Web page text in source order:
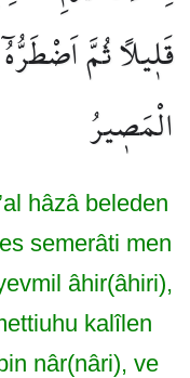
قَل۪يلًا ثُمَّ
الْمَص۪يرُ
hâzâ beleden
semerâti men
âhir(âhiri),
kalîlen
nâr(nâri), ve